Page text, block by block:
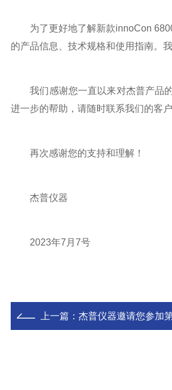
为了更好地了解新款innoCon 6800
的产品信息、技术规格和使用指南。
我们感谢您一直以来对杰普产品的
进一步的帮助，请随时联系我们的客
再次感谢您的支持和理解！
杰普仪器
2023年7月7号
上一篇： 杰普仪器邀请您参加